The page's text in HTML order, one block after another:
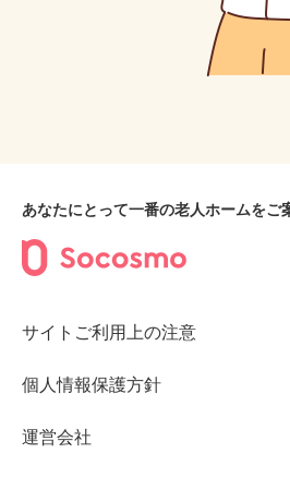
あなたにとって一番の老人ホームをご
サイトご利用上の注意
個人情報保護方針
運営会社